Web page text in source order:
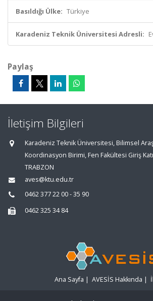
Basıldığı Ülke: Türkiye
Karadeniz Teknik Üniversitesi Adresli:
Paylaş
İletişim Bilgileri
Karadeniz Teknik Üniversitesi, Bilimsel
Koordinasyon Birimi, Fen Fakültesi Giriş
TRABZON
aves@ktu.edu.tr
0462 377 22 00 - 35 90
0462 325 34 84
Ana Sayfa | AVESİS Hakkında |